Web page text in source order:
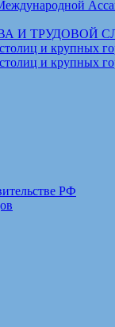
И ТРУДОВОЙ
и крупных
и крупных
РФ